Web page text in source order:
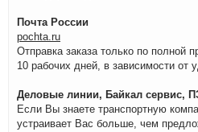
Почта России
pochta.ru
Отправка заказа только по полной
10 рабочих дней, в зависимости от
Деловые линии, Байкал сервис,
Если Вы знаете транспортную
устраивает Вас больше, чем